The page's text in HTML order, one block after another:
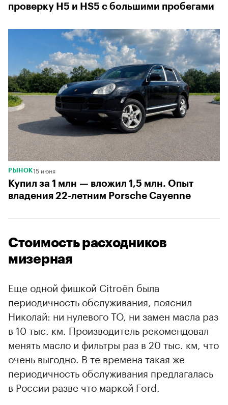
проверку H5 и HS5 с большими пробегами
РЫНОК15 июня
Купил за 1 млн — вложил 1,5 млн. Опыт
владения 22-летним Porsche Cayenne
Стоимость расходников
мизерная
Еще одной фишкой Citroёn была
периодичность обслуживания, пояснил
Николай: ни нулевого ТО, ни замен масла раз
в 10 тыс. км. Производитель рекомендовал
менять масло и фильтры раз в 20 тыс. км, что
очень выгодно. В те времена такая же
периодичность обслуживания предлагалась
в России разве что маркой Ford.